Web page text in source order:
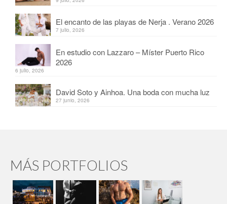
El encanto de las playas de Nerja . Verano 2026
7 julio, 2026
En estudio con Lazzaro – Míster Puerto Rico
2026
6 julio, 2026
David Soto y Ainhoa. Una boda con mucha luz
27 junio, 2026
MÁS PORTFOLIOS